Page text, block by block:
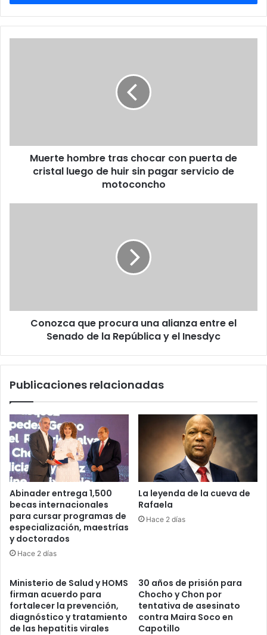
luego
Muerte hombre tras chocar con puerta de
cristal luego de huir sin pagar servicio de
motoconcho
de
Conozca que procura una alianza entre el
Senado de la República y el Inesdyc
Publicaciones relacionadas
Abinader entrega 1,500
becas internacionales
para cursar programas de
especialización, maestrías
y doctorados
Hace 2 días
La leyenda de la cueva de
Rafaela
Hace 2 días
Ministerio de Salud y HOMS
firman acuerdo para
fortalecer la prevención,
diagnóstico y tratamiento
de las hepatitis virales
30 años de prisión para
Chocho y Chon por
tentativa de asesinato
contra Maira Soco en
Capotillo